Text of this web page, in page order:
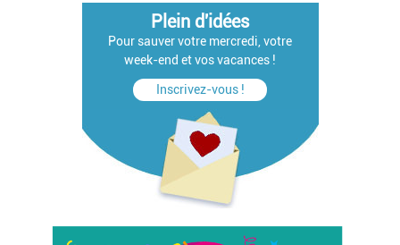
Plein d'idées
Pour sauver votre mercredi, votre
week-end et vos vacances !
Inscrivez-vous !